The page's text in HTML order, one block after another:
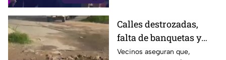
Calles destrozadas,
falta de banquetas y
fuga de agua afectan a
Vecinos aseguran que,